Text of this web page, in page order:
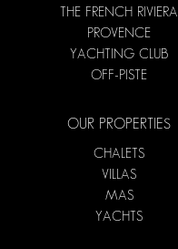
THE FRENCH RIVIERA
PROVENCE
YACHTING CLUB
OFF-PISTE
OUR PROPERTIES
CHALETS
VILLAS
MAS
YACHTS